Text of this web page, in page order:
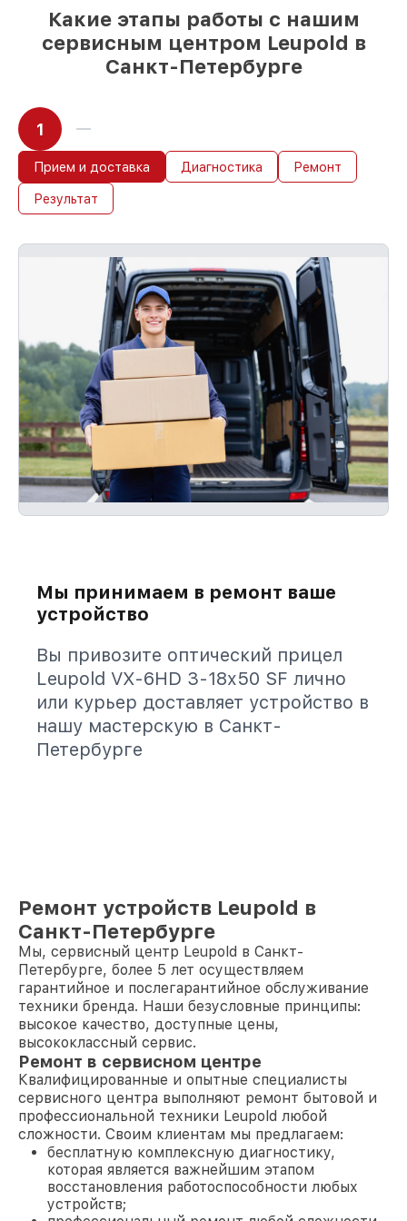
Какие этапы работы с нашим
сервисным центром Leupold в
Санкт-Петербурге
1
Прием и доставка Диагностика Ремонт
Результат
Мы принимаем в ремонт ваше
устройство
Вы привозите оптический прицел
Leupold VX-6HD 3-18x50 SF лично
или курьер доставляет устройство в
нашу мастерскую в Санкт-
Петербурге
Ремонт устройств Leupold в
Санкт-Петербурге
Мы, сервисный центр Leupold в Санкт-
Петербурге, более 5 лет осуществляем
гарантийное и послегарантийное обслуживание
техники бренда. Наши безусловные принципы:
высокое качество, доступные цены,
высококлассный сервис.
Ремонт в сервисном центре
Квалифицированные и опытные специалисты
сервисного центра выполняют ремонт бытовой и
профессиональной техники Leupold любой
сложности. Своим клиентам мы предлагаем:
бесплатную комплексную диагностику,
которая является важнейшим этапом
восстановления работоспособности любых
устройств;